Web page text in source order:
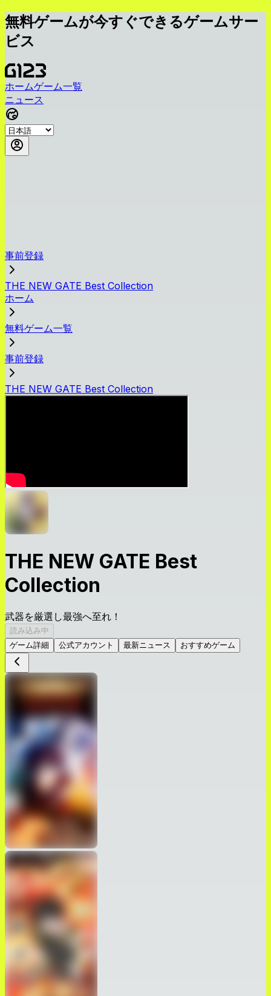
無料ゲームが今すぐできるゲームサー
ビス
ホームゲーム一覧
ニュース
事前登録
THE NEW GATE Best Collection
ホーム
無料ゲーム一覧
事前登録
THE NEW GATE Best Collection
THE NEW GATE Best
Collection
武器を厳選し最強へ至れ！
読み込み中
ゲーム詳細
公式アカウント 最新ニュース おすすめゲーム